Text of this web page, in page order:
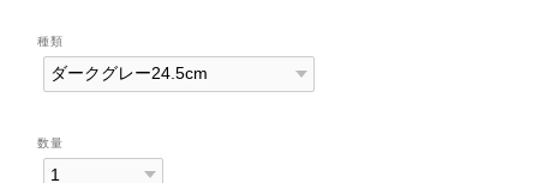
種類
数量